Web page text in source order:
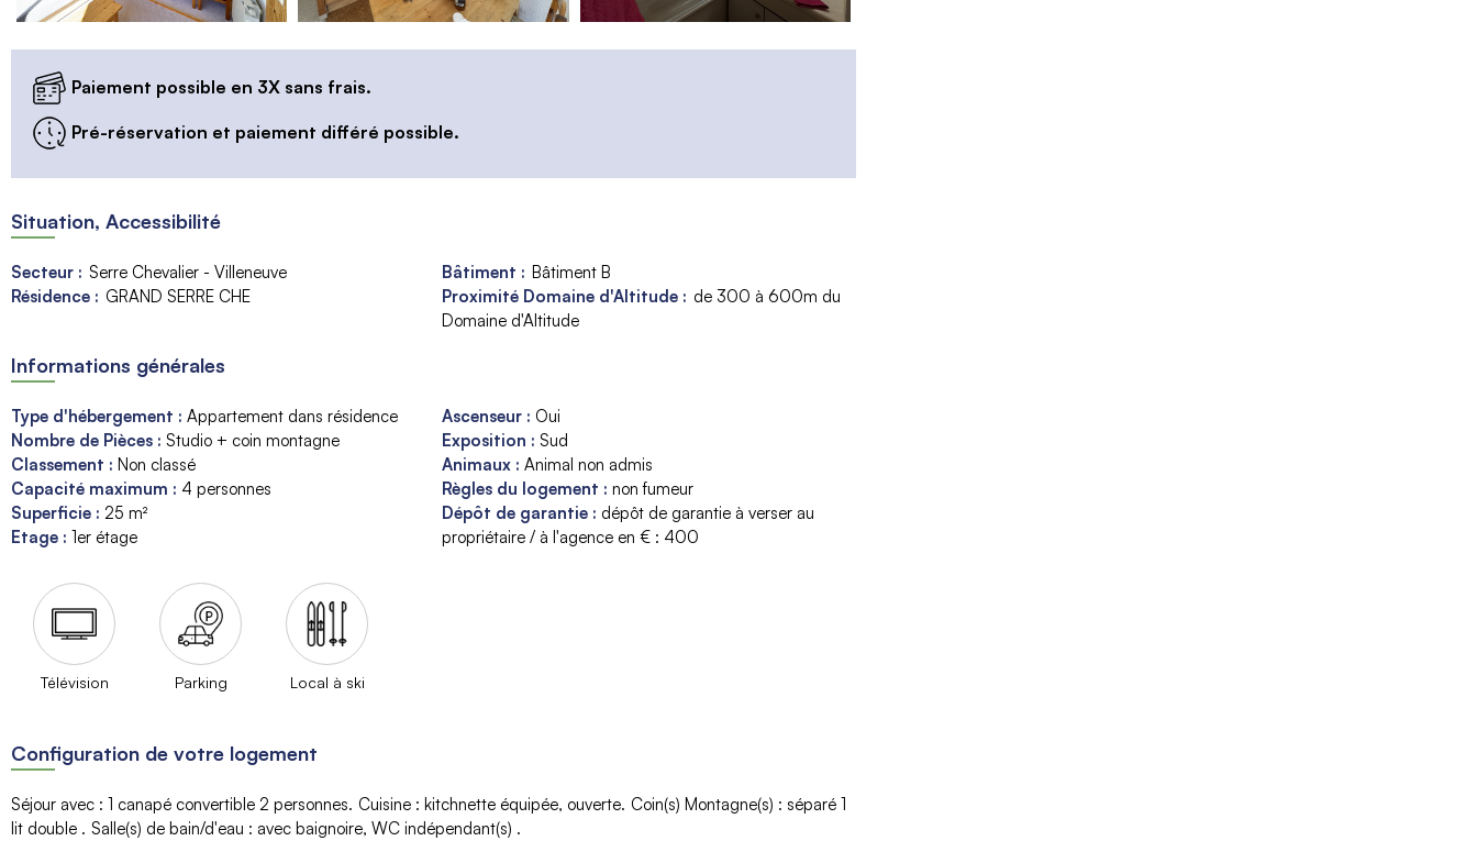
Paiement possible en 3X sans frais.
Pré-réservation et paiement différé possible.
Situation, Accessibilité
Secteur : Serre Chevalier - Villeneuve
Résidence : GRAND SERRE CHE
Bâtiment : Bâtiment B
Proximité Domaine d'Altitude : de 300 à 600m du
Domaine d'Altitude
Informations générales
Type d'hébergement : Appartement dans résidence
Nombre de Pièces : Studio + coin montagne
Classement : Non classé
Capacité maximum : 4 personnes
Superficie : 25 m²
Etage : 1er étage
Ascenseur : Oui
Exposition : Sud
Animaux : Animal non admis
Règles du logement : non fumeur
Dépôt de garantie : dépôt de garantie à verser au
propriétaire / à l'agence en € : 400
Télévision Parking Local à ski
Configuration de votre logement
Séjour avec : 1 canapé convertible 2 personnes Cuisine : kitchnette équipée ouverte Coin(s) Montagne(s) : séparé 1
lit double
Salle(s) de bain/d'eau : avec baignoire WC indépendant(s)